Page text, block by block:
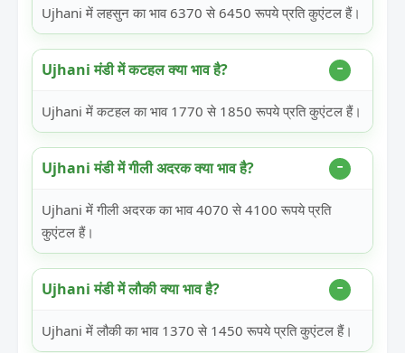
Ujhani में लहसुन का भाव 6370 से 6450 रूपये प्रति कुएंटल हैं।
Ujhani मंडी में कटहल क्या भाव है?
Ujhani में कटहल का भाव 1770 से 1850 रूपये प्रति कुएंटल हैं।
Ujhani मंडी में गीली अदरक क्या भाव है?
Ujhani में गीली अदरक का भाव 4070 से 4100 रूपये प्रति
कुएंटल हैं।
Ujhani मंडी में लौकी क्या भाव है?
Ujhani में लौकी का भाव 1370 से 1450 रूपये प्रति कुएंटल हैं।